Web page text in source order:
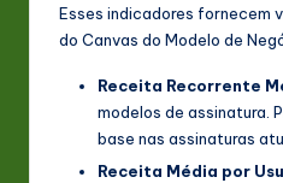
Esses indicadores fornecem
do Canvas do Modelo de
Receita Recorrente
modelos de assinatura.
base nas assinaturas
Receita Média por